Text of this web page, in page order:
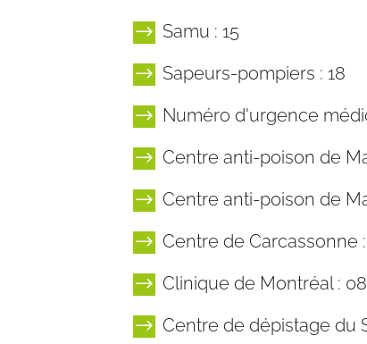
$ Samu : 15
$ Sapeurs-pompiers : 18
$ Numéro d'urgence
$ Centre anti-poison de
$ Centre anti-poison de
$ Centre de Carcassonne
$ Clinique de Montréal :
$ Centre de dépistage du